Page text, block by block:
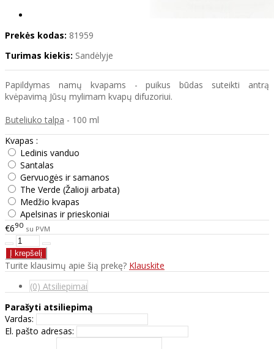
Prekės kodas: 81959
Turimas kiekis: Sandėlyje
Papildymas namų kvapams - puikus būdas suteikti antrą
kvėpavimą Jūsų mylimam kvapų difuzoriui.
Buteliuko talpa - 100 ml
Kvapas :
Ledinis vanduo
Santalas
Gervuogės ir samanos
The Verde (Žalioji arbata)
Medžio kvapas
Apelsinas ir prieskoniai
€690 su PVM
Turite klausimų apie šią prekę? Klauskite
(0) Atsiliepimai
Parašyti atsiliepimą
Vardas:
El. pašto adresas: